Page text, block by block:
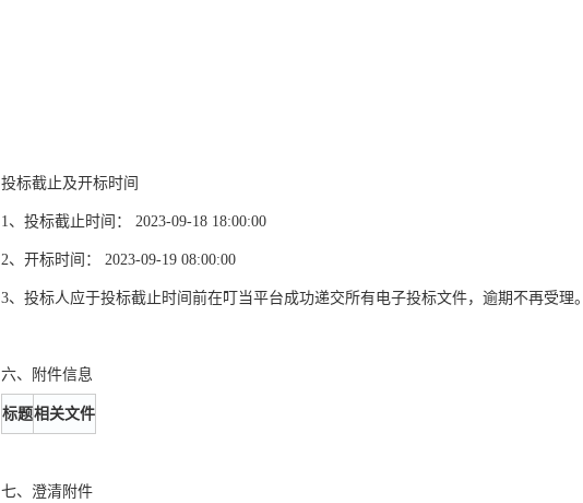
投标截止及开标时间
1、投标截止时间： 2023-09-18 18:00:00
2、开标时间： 2023-09-19 08:00:00
3、投标人应于投标截止时间前在叮当平台成功递交所有电子投标文件，逾期不再受理。
六、附件信息
标题相关文件
七、澄清附件